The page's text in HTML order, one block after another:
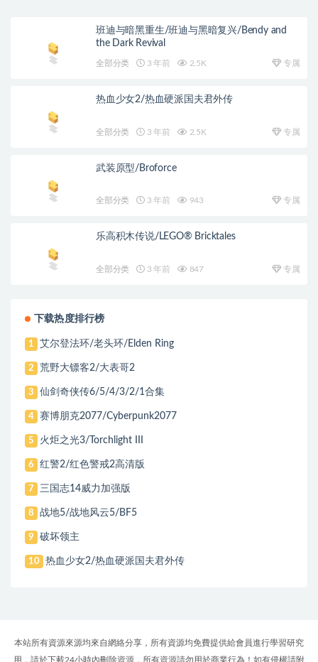
班迪与暗黑重生/班迪与黑暗复兴/Bendy and
the Dark Revival
全部分类 3 年前 2.5K 专属
热血少女2/热血硬派国夫君外传
全部分类 3 年前 2.5K 专属
武装原型/Broforce
全部分类 3 年前 943 专属
乐高积木传说/LEGO® Bricktales
全部分类 3 年前 847 专属
下载热度排行榜
1 艾尔登法环/老头环/Elden Ring
2 荒野大镖客2/大表哥2
3 仙剑奇侠传6/5/4/3/2/1合集
4 赛博朋克2077/Cyberpunk2077
5 火炬之光3/Torchlight III
6 红警2/红色警戒2高清版
7 三国志14威力加强版
8 战地5/战地风云5/BF5
9 破坏领主
10 热血少女2/热血硬派国夫君外传
本站所有資源來源均來自網絡分享，所有資源均免費提供給會員進行學習研究
用，請於下載24小時內刪除資源，所有資源請勿用於商業行為！如有侵權請附